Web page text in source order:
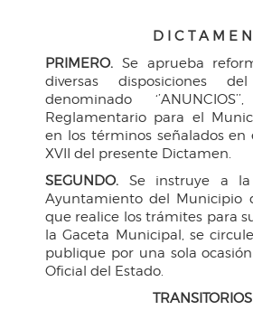
D I C T A M E N
PRIMERO. Se aprueba
diversas disposiciones
denominado
Reglamentario para el
en los términos señalados en
XVII del presente Dictamen.
SEGUNDO. Se instruye a la
Ayuntamiento del Municipio
que realice los trámites para
la Gaceta Municipal, se
publique por una sola
Oficial del Estado.
TRANSITORIOS